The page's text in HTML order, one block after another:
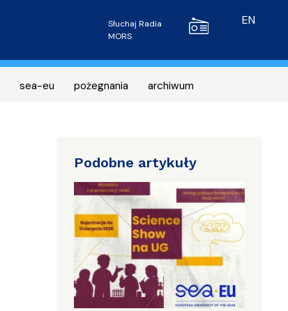
Radio MORS
Słuchaj Radia
MORS
EN
sea-eu pożegnania archiwum
Podobne artykuły